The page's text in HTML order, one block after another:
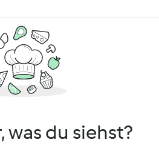
was du siehst?